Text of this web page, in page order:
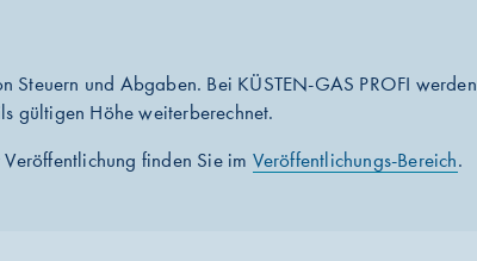
und Abgaben. Bei KÜSTEN-GAS PROFI werden
gültigen Höhe weiterberechnet.
finden Sie im Veröffentlichungs-Bereich.